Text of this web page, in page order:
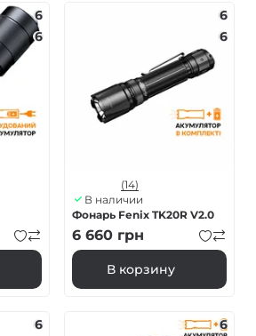
6
6
6
6
(14)
В наличии
Фонарь Fenix TK20R V2.0
6 660 грн
В корзину
6
6